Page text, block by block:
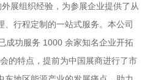
展组织经验，为参展企业提供了从
、行程定制的一站式服务。本公司
成功服务 1000 余家知名企业开拓
的特点，提前为中国展商进行了市